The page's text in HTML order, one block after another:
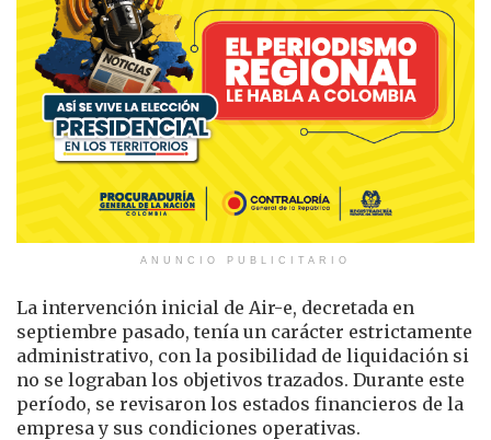
ANUNCIO PUBLICITARIO
La intervención inicial de Air-e, decretada en
septiembre pasado, tenía un carácter estrictamente
administrativo, con la posibilidad de liquidación si
no se lograban los objetivos trazados. Durante este
período, se revisaron los estados financieros de la
empresa y sus condiciones operativas.